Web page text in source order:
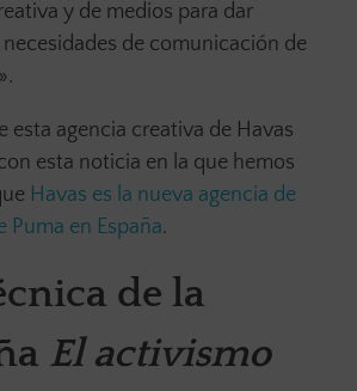
y de medios para dar
necesidades de comunicación de
esta agencia creativa de Havas
esta noticia en la que hemos
Havas es la nueva agencia de
Puma en España.
de la
El activismo